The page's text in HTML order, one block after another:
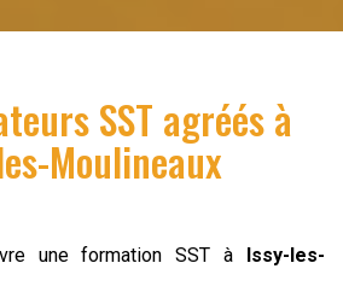
SST agréés à
Moulineaux
une formation SST à
Issy-les-